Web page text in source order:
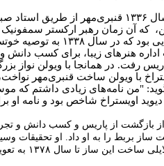
در سال ۱۳۳۶ قنبری‌مهر از طریق
که آن زمان رهبر ارکستر
آشنایی بود که در
هنرهای زیبا، برای کسب دانش
رفت. در همانجا با ویولن نواز
با ویولن ساخت قنبری‌مهر
"من نامه‌های زیادی داشتم که
اویستراخ شاخص بود و نامه او
بازگشت از پاریس و کسب دانش و تجربه
ساز بربط را به او داد. او تحقیقات
ساخت این ساز تا سال ۱۳۷۸ به تعویق افتاد.